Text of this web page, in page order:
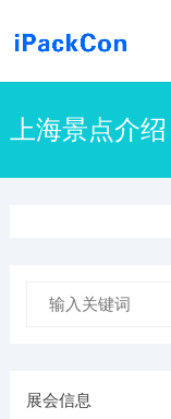
上海景点介绍
展会信息